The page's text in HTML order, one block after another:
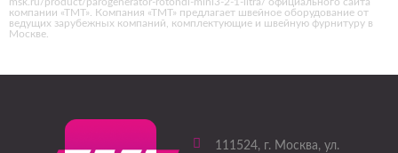
компании «ТМТ». Компания «ТМТ» предлагает швейное оборудование от
ведущих зарубежных компаний, комплектующие и швейную фурнитуру в
Москве.
111524, г. Москва, ул.